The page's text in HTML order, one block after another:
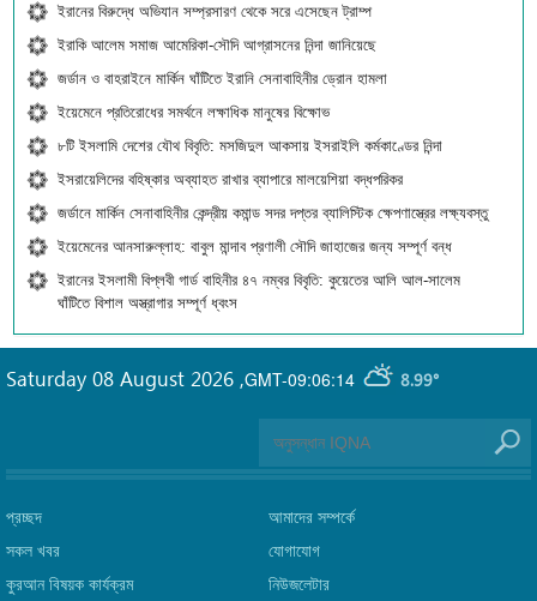
ইরানের বিরুদ্ধে অভিযান সম্প্রসারণ থেকে সরে এসেছেন ট্রাম্প
ইরাকি আলেম সমাজ আমেরিকা-সৌদি আগ্রাসনের নিন্দা জানিয়েছে
জর্ডান ও বাহরাইনে মার্কিন ঘাঁটিতে ইরানি সেনাবাহিনীর ড্রোন হামলা
ইয়েমেনে প্রতিরোধের সমর্থনে লক্ষাধিক মানুষের বিক্ষোভ
৮টি ইসলামি দেশের যৌথ বিবৃতি: মসজিদুল আকসায় ইসরাইলি কর্মকাণ্ডের নিন্দা
ইসরায়েলিদের বহিষ্কার অব্যাহত রাখার ব্যাপারে মালয়েশিয়া বদ্ধপরিকর
জর্ডানে মার্কিন সেনাবাহিনীর কেন্দ্রীয় কমান্ড সদর দপ্তর ব্যালিস্টিক ক্ষেপণাস্ত্রের লক্ষ্যবস্তু
ইয়েমেনের আনসারুল্লাহ: বাবুল মান্দাব প্রণালী সৌদি জাহাজের জন্য সম্পূর্ণ বন্ধ
ইরানের ইসলামী বিপ্লবী গার্ড বাহিনীর ৪৭ নম্বর বিবৃতি: কুয়েতের আলি আল-সালেম
ঘাঁটিতে বিশাল অস্ত্রাগার সম্পূর্ণ ধ্বংস
GMT-09:06:14 8.99°
Saturday 08 August 2026 ,
প্রচ্ছদ
সকল খবর
কুরআন বিষয়ক কার্যক্রম
আমাদের সম্পর্কে
যোগাযোগ
নিউজলেটার